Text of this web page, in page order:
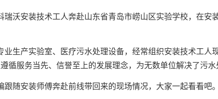
瑞沃安装技术工人奔赴山东省青岛市崂山区实验学校，在
业生产实验室、医疗污水处理设备，经常组织安装技术工人
循服务当先、信誉至上的发展理念，为无数单位解决了污水
跟随安装师傅奔赴前线带回来的现场情况，大家一起看看吧。